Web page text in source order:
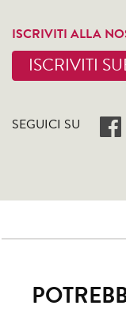
ISCRIVITI ALLA
ISCRIVITI
SEGUICI SU